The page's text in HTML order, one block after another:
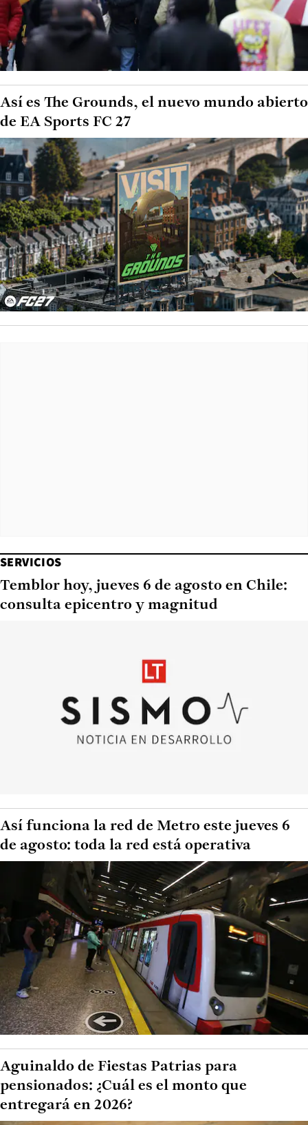
Así es The Grounds, el nuevo mundo abierto
de EA Sports FC 27
SERVICIOS
Temblor hoy, jueves 6 de agosto en Chile:
consulta epicentro y magnitud
Así funciona la red de Metro este jueves 6
de agosto: toda la red está operativa
Aguinaldo de Fiestas Patrias para
pensionados: ¿Cuál es el monto que
entregará en 2026?